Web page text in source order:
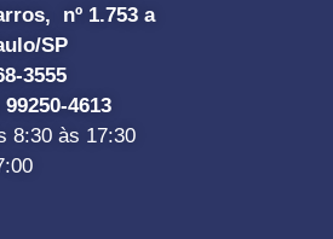
nº 1.753 a
SP
3555
4613
8:30 às 17:30